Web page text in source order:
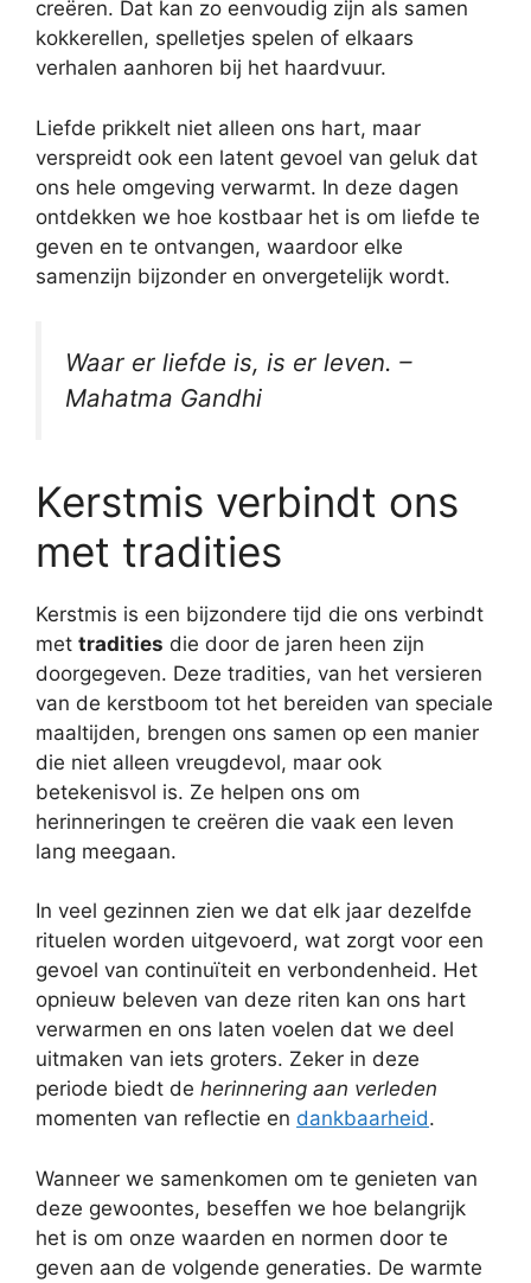
creëren. Dat kan zo eenvoudig zijn als samen
kokkerellen, spelletjes spelen of elkaars
verhalen aanhoren bij het haardvuur.
Liefde prikkelt niet alleen ons hart, maar
verspreidt ook een latent gevoel van geluk dat
ons hele omgeving verwarmt. In deze dagen
ontdekken we hoe kostbaar het is om liefde te
geven en te ontvangen, waardoor elke
samenzijn bijzonder en onvergetelijk wordt.
Waar er liefde is, is er leven. –
Mahatma Gandhi
Kerstmis verbindt ons
met tradities
Kerstmis is een bijzondere tijd die ons verbindt
met tradities die door de jaren heen zijn
doorgegeven. Deze tradities, van het versieren
van de kerstboom tot het bereiden van speciale
maaltijden, brengen ons samen op een manier
die niet alleen vreugdevol, maar ook
betekenisvol is. Ze helpen ons om
herinneringen te creëren die vaak een leven
lang meegaan.
In veel gezinnen zien we dat elk jaar dezelfde
rituelen worden uitgevoerd, wat zorgt voor een
gevoel van continuïteit en verbondenheid. Het
opnieuw beleven van deze riten kan ons hart
verwarmen en ons laten voelen dat we deel
uitmaken van iets groters. Zeker in deze
periode biedt de herinnering aan verleden
momenten van reflectie en dankbaarheid.
Wanneer we samenkomen om te genieten van
deze gewoontes, beseffen we hoe belangrijk
het is om onze waarden en normen door te
geven aan de volgende generaties. De warmte